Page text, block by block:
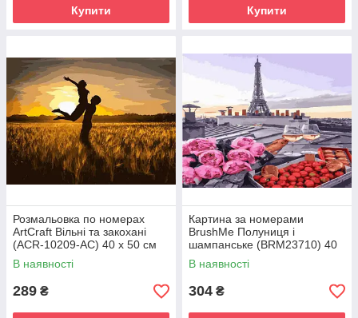
Купити Купити
Розмальовка по номерах
ArtCraft Вільні та закохані
(ACR-10209-AC) 40 х 50 см
В наявності
289 ₴
Картина за номерами
BrushMe Полуниця і
шампанське (BRM23710) 40
х 50 см
В наявності
304 ₴